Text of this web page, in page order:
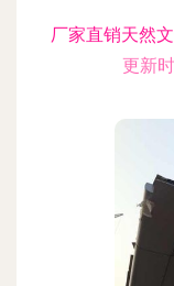
厂家直销天然
更新